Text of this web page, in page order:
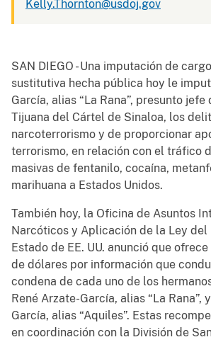
Kelly.Thornton@usdoj.gov
SAN DIEGO - Una imputación de
sustitutiva hecha pública hoy le
García, alias “La Rana”, presunto jefe
Tijuana del Cártel de Sinaloa, los
narcoterrorismo y de proporcionar
terrorismo, en relación con el tráfico
masivas de fentanilo, cocaína,
marihuana a Estados Unidos.
También hoy, la Oficina de Asuntos
Narcóticos y Aplicación de la Ley
Estado de EE. UU. anunció que
de dólares por información que
condena de cada uno de los
René Arzate-García, alias “La Rana”,
García, alias “Aquiles”. Estas
en coordinación con la División de